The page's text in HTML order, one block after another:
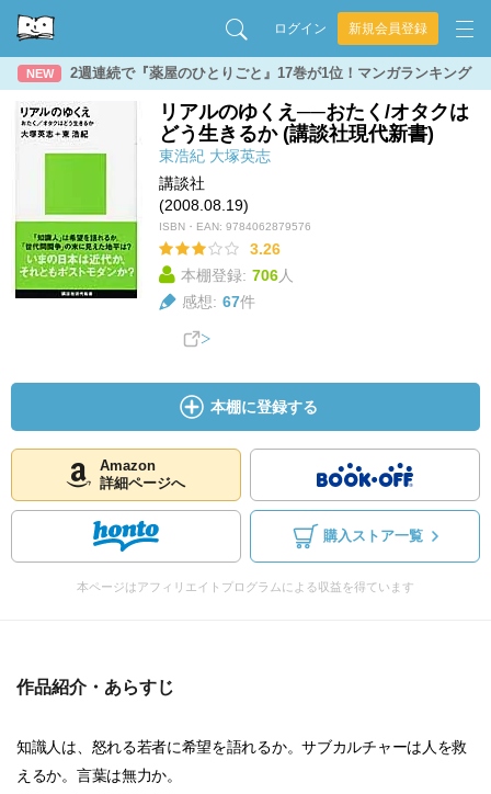
ログイン 新規会員登録
NEW 2週連続で『薬屋のひとりごと』17巻が1位！マンガランキング
リアルのゆくえ──おたく/オタクは
どう生きるか (講談社現代新書)
東浩紀 大塚英志
講談社
(2008.08.19)
ISBN・EAN: 9784062879576
3.26
本棚登録: 706人
感想: 67件
本棚に登録する
Amazon
詳細ページへ
購入ストア一覧
本ページはアフィリエイトプログラムによる収益を得ています
作品紹介・あらすじ
知識人は、怒れる若者に希望を語れるか。サブカルチャーは人を救
えるか。言葉は無力か。